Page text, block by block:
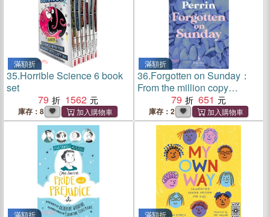
滿額折
35.Horrible Science 6 book
set
79
1562
庫存：8
滿額折
36.Forgotten on Sunday：
From the million copy
bestselling author of Fresh
Water for Flowers
79 651
庫存：2
滿額折 滿額折